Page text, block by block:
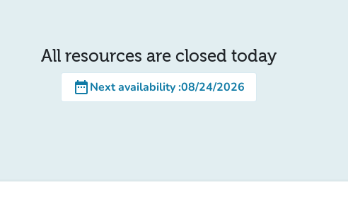
All resources are closed today
date_rangeNext availability:08/24/2026